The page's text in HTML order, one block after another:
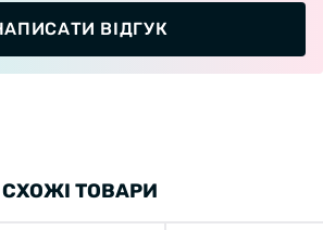
ВІДГУК
СХОЖІ ТОВАРИ